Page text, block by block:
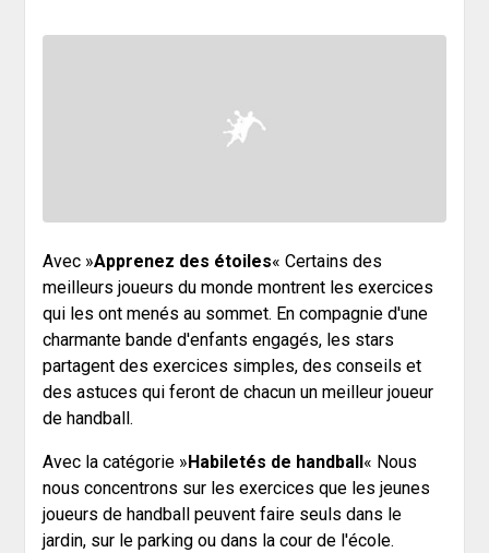
Avec »Apprenez des étoiles« Certains des
meilleurs joueurs du monde montrent les exercices
qui les ont menés au sommet. En compagnie d'une
charmante bande d'enfants engagés, les stars
partagent des exercices simples, des conseils et
des astuces qui feront de chacun un meilleur joueur
de handball.
Avec la catégorie »Habiletés de handball« Nous
nous concentrons sur les exercices que les jeunes
joueurs de handball peuvent faire seuls dans le
jardin, sur le parking ou dans la cour de l'école.